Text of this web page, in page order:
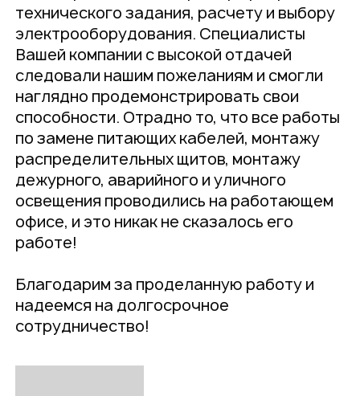
технического задания, расчету и выбору
электрооборудования. Специалисты
Вашей компании с высокой отдачей
следовали нашим пожеланиям и смогли
наглядно продемонстрировать свои
способности. Отрадно то, что все работы
по замене питающих кабелей, монтажу
распределительных щитов, монтажу
дежурного, аварийного и уличного
освещения проводились на работающем
офисе, и это никак не сказалось его
работе!
Благодарим за проделанную работу и
надеемся на долгосрочное
сотрудничество!